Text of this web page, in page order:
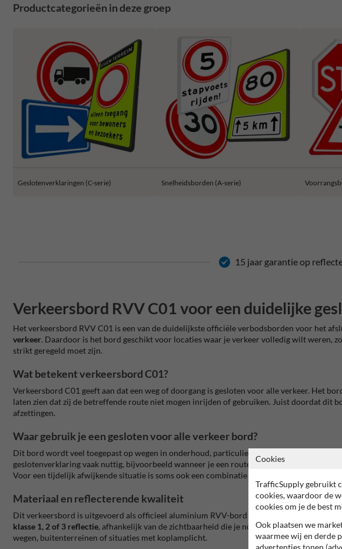
Productcategorieën in deze groep
Geslotenverklaringen (C-serie) Snelheidsborden (A-serie)
15 jaar garantie op
Verkeersbord RVV C01 voor een duidelijke
Het verkeersbord RVV C01 is een van de duidelijkste officiële verbodsborden voor het
verkeer. Daardoor is het bord geschikt voor locaties waar je verkeer volledig wilt weren,
strikt geregeld moet zijn.
Wat betekent verkeersbord C01?
Verkeersbord C01 geeft aan dat een weg of doorgang is gesloten voor alle verkeer. Het
laten zien dat zij de betreffende route niet mogen inrijden of gebruiken. Juist doordat dit
afzettingen.
Waar gebruik je een gesloten voor alle verkeer bord?
Dit bord wordt veel toegepast op wegen in onderhoud, particuliere of bedrijfsgebonden
geslotenverklaring vaak nuttig, bijvoorbeeld wanneer je een route volledig wilt afsluiten
Voor een tijdelijk afwijkende situatie is soms ook een combinatie met een tekst- of
Materiaal en reflecterende kwaliteit
Dit verkeersbord is uitgevoerd als officieel aluminium RVV-bord met een dubbel
klasse 1, 2 of 3 reflectie, afhankelijk van de zichtbaarheid die je nodig hebt. Klasse 3
wegen, buitenterreinen of situaties met koplamplicht.
Cookies
TrafficSupply gebruikt
cookies, waardoor de
cookies om je de best
Ook plaatsen we
waarmee wij en derde
advertenties tonen